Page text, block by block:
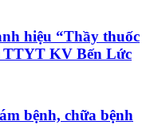
hiệu “Thầy thuốc
TTYT KV Bến Lức
bệnh, chữa bệnh